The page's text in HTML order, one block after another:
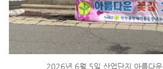
2026년 6월 5일 산업단지 아름다운